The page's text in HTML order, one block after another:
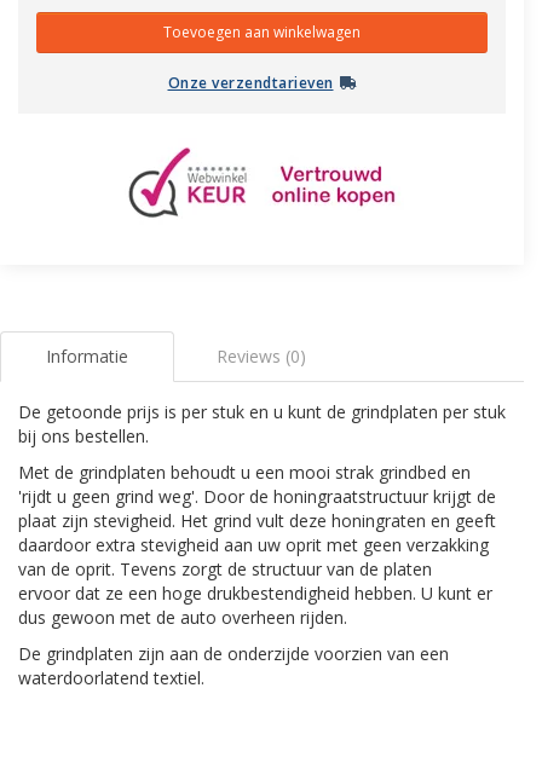
Onze verzendtarieven
Informatie Reviews (0)
De getoonde prijs is per stuk en u kunt de grindplaten per stuk
bij ons bestellen.
Met de grindplaten behoudt u een mooi strak grindbed en
'rijdt u geen grind weg'. Door de honingraatstructuur krijgt de
plaat zijn stevigheid. Het grind vult deze honingraten en geeft
daardoor extra stevigheid aan uw oprit met geen verzakking
van de oprit. Tevens zorgt de structuur van de platen
ervoor dat ze een hoge drukbestendigheid hebben. U kunt er
dus gewoon met de auto overheen rijden.
De grindplaten zijn aan de onderzijde voorzien van een
waterdoorlatend textiel.